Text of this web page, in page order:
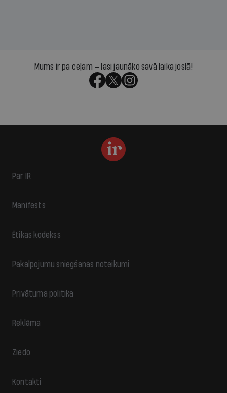
Mums ir pa ceļam — lasi jaunāko savā laika joslā!
Par IR
Manifests
Ētikas kodekss
Pakalpojumu sniegšanas noteikumi
Privātuma politika
Reklāma
Ziedo
Kontakti